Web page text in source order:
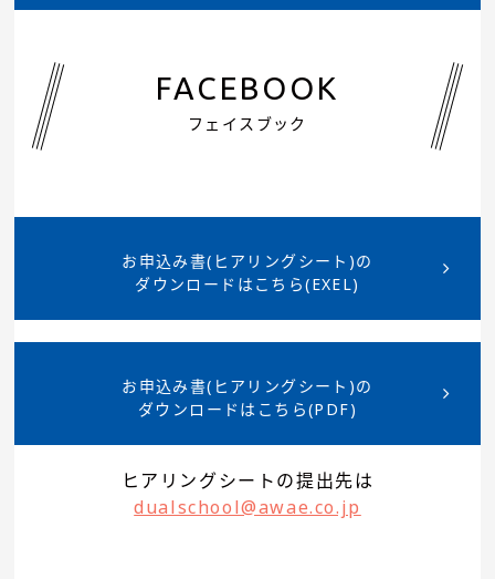
2024年度デュアルスクール第7弾記事を公開し
ました。
2024年度デュアルスクール第6弾記事を公開し
2024.11.11 新着情報
ました。
2024年度デュアルスクール第4弾記事を公開し
FACEBOOK
フェイスブック
お申込み書(ヒアリングシート)の
ダウンロードはこちら(EXEL)
お申込み書(ヒアリングシート)の
ダウンロードはこちら(PDF)
ヒアリングシートの提出先は
dualschool@awae.co.jp